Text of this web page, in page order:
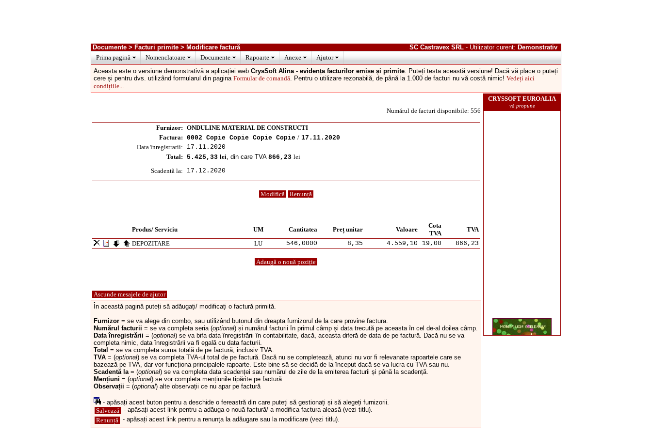
Documente > Facturi primite > Modificare factură SC Castravex SRL - Utilizator curent: Demonstrativ
Prima pagină
Nomenclatoare Documente Rapoarte Anexe
Ajutor
Aceasta este o versiune demonstrativă a aplicației web CrysSoft Alina - evidența facturilor emise și primite. Puteți testa această versiune! Dacă vă place o puteți
cere și pentru dvs. utilizând formularul din pagina Formular de comandă. Pentru o utilizare rezonabilă, de până la 1.000 de facturi nu vă costă nimic! Vedeți aici
condițiile...
Numărul de facturi disponibile: 556
Furnizor: ONDULINE MATERIAL DE CONSTRUCTI
Factura: 0002 Copie Copie Copie Copie / 17.11.2020
Data înregistrarii:
17.11.2020
Total: 5.425,33 lei, din care TVA 866,23 lei
Scadentă la:
17.12.2020
Modifică Renunță
Produs/ Serviciu UM Cantitatea Preț unitar Valoare
Cota
TVA
TVA
DEPOZITARE
LU 546,0000 8,35 4.559,10 19,00 866,23
Adaugă o nouă poziție
Ascunde mesajele de ajutor
În această pagină puteți să adăugați/ modificați o factură primită.
Furnizor = se va alege din combo, sau utilizând butonul din dreapta furnizorul de la care provine factura.
Numărul facturii = se va completa seria (optional) și numărul facturii în primul câmp și data trecută pe aceasta în cel de-al doilea câmp.
Data înregistrării = (optional) se va bifa data înregistrării în contabilitate, dacă, aceasta diferă de data de pe factură. Dacă nu se va
completa nimic, data înregistrării va fi egală cu data facturii.
Total = se va completa suma totală de pe factură, inclusiv TVA.
TVA = (optional) se va completa TVA-ul total de pe factură. Dacă nu se completează, atunci nu vor fi relevanate rapoartele care se
bazează pe TVA, dar vor funcționa principalele rapoarte. Este bine să se decidă de la început dacă se va lucra cu TVA sau nu.
Scadentă la= (optional) se va completa data scadenței sau numărul de zile de la emiterea facturii și până la scadență.
Mențiuni = (optional) se vor completa mențiunile tipărite pe factură
Observații = (optional) alte observații ce nu apar pe factură
- apăsați acest buton pentru a deschide o fereastră din care puteți să gestionați și să alegeți furnizorii.
Salvează - apăsați acest link pentru a adăuga o nouă factură/ a modifica factura aleasă (vezi titlu).
Renunță - apăsați acest link pentru a renunța la adăugare sau la modificare (vezi titlu).